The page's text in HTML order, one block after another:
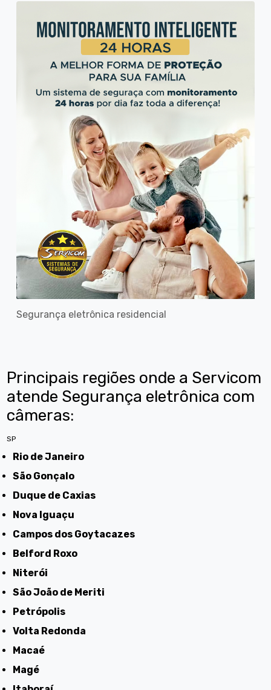
Segurança eletrônica residencial
Principais regiões onde a Servicom
atende Segurança eletrônica com
câmeras:
SP
Rio de Janeiro
São Gonçalo
Duque de Caxias
Nova Iguaçu
Campos dos Goytacazes
Belford Roxo
Niterói
São João de Meriti
Petrópolis
Volta Redonda
Macaé
Magé